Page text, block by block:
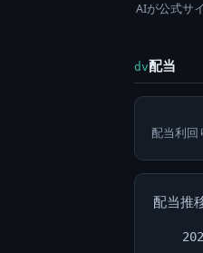
AIが公式サ
dv配当
配当利回
配当推